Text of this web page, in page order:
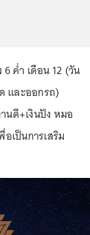
ค่ำ เดือน 12 (วัน
และออกรถ)
นดี+เงินปัง หมอ
เป็นการเสริม